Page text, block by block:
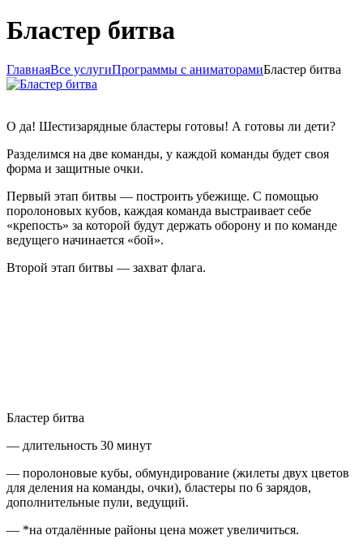
Бластер битва
ГлавнаяВсе услугиПрограммы с аниматорамиБластер битва
О да! Шестизарядные бластеры готовы! А готовы ли дети?
Разделимся на две команды, у каждой команды будет своя
форма и защитные очки.
Первый этап битвы — построить убежище. С помощью
поролоновых кубов, каждая команда выстраивает себе
«крепость» за которой будут держать оборону и по команде
ведущего начинается «бой».
Второй этап битвы — захват флага.
Бластер битва
— длительность 30 минут
— поролоновые кубы, обмундирование (жилеты двух цветов
для деления на команды, очки), бластеры по 6 зарядов,
дополнительные пули, ведущий.
— *на отдалённые районы цена может увеличиться.